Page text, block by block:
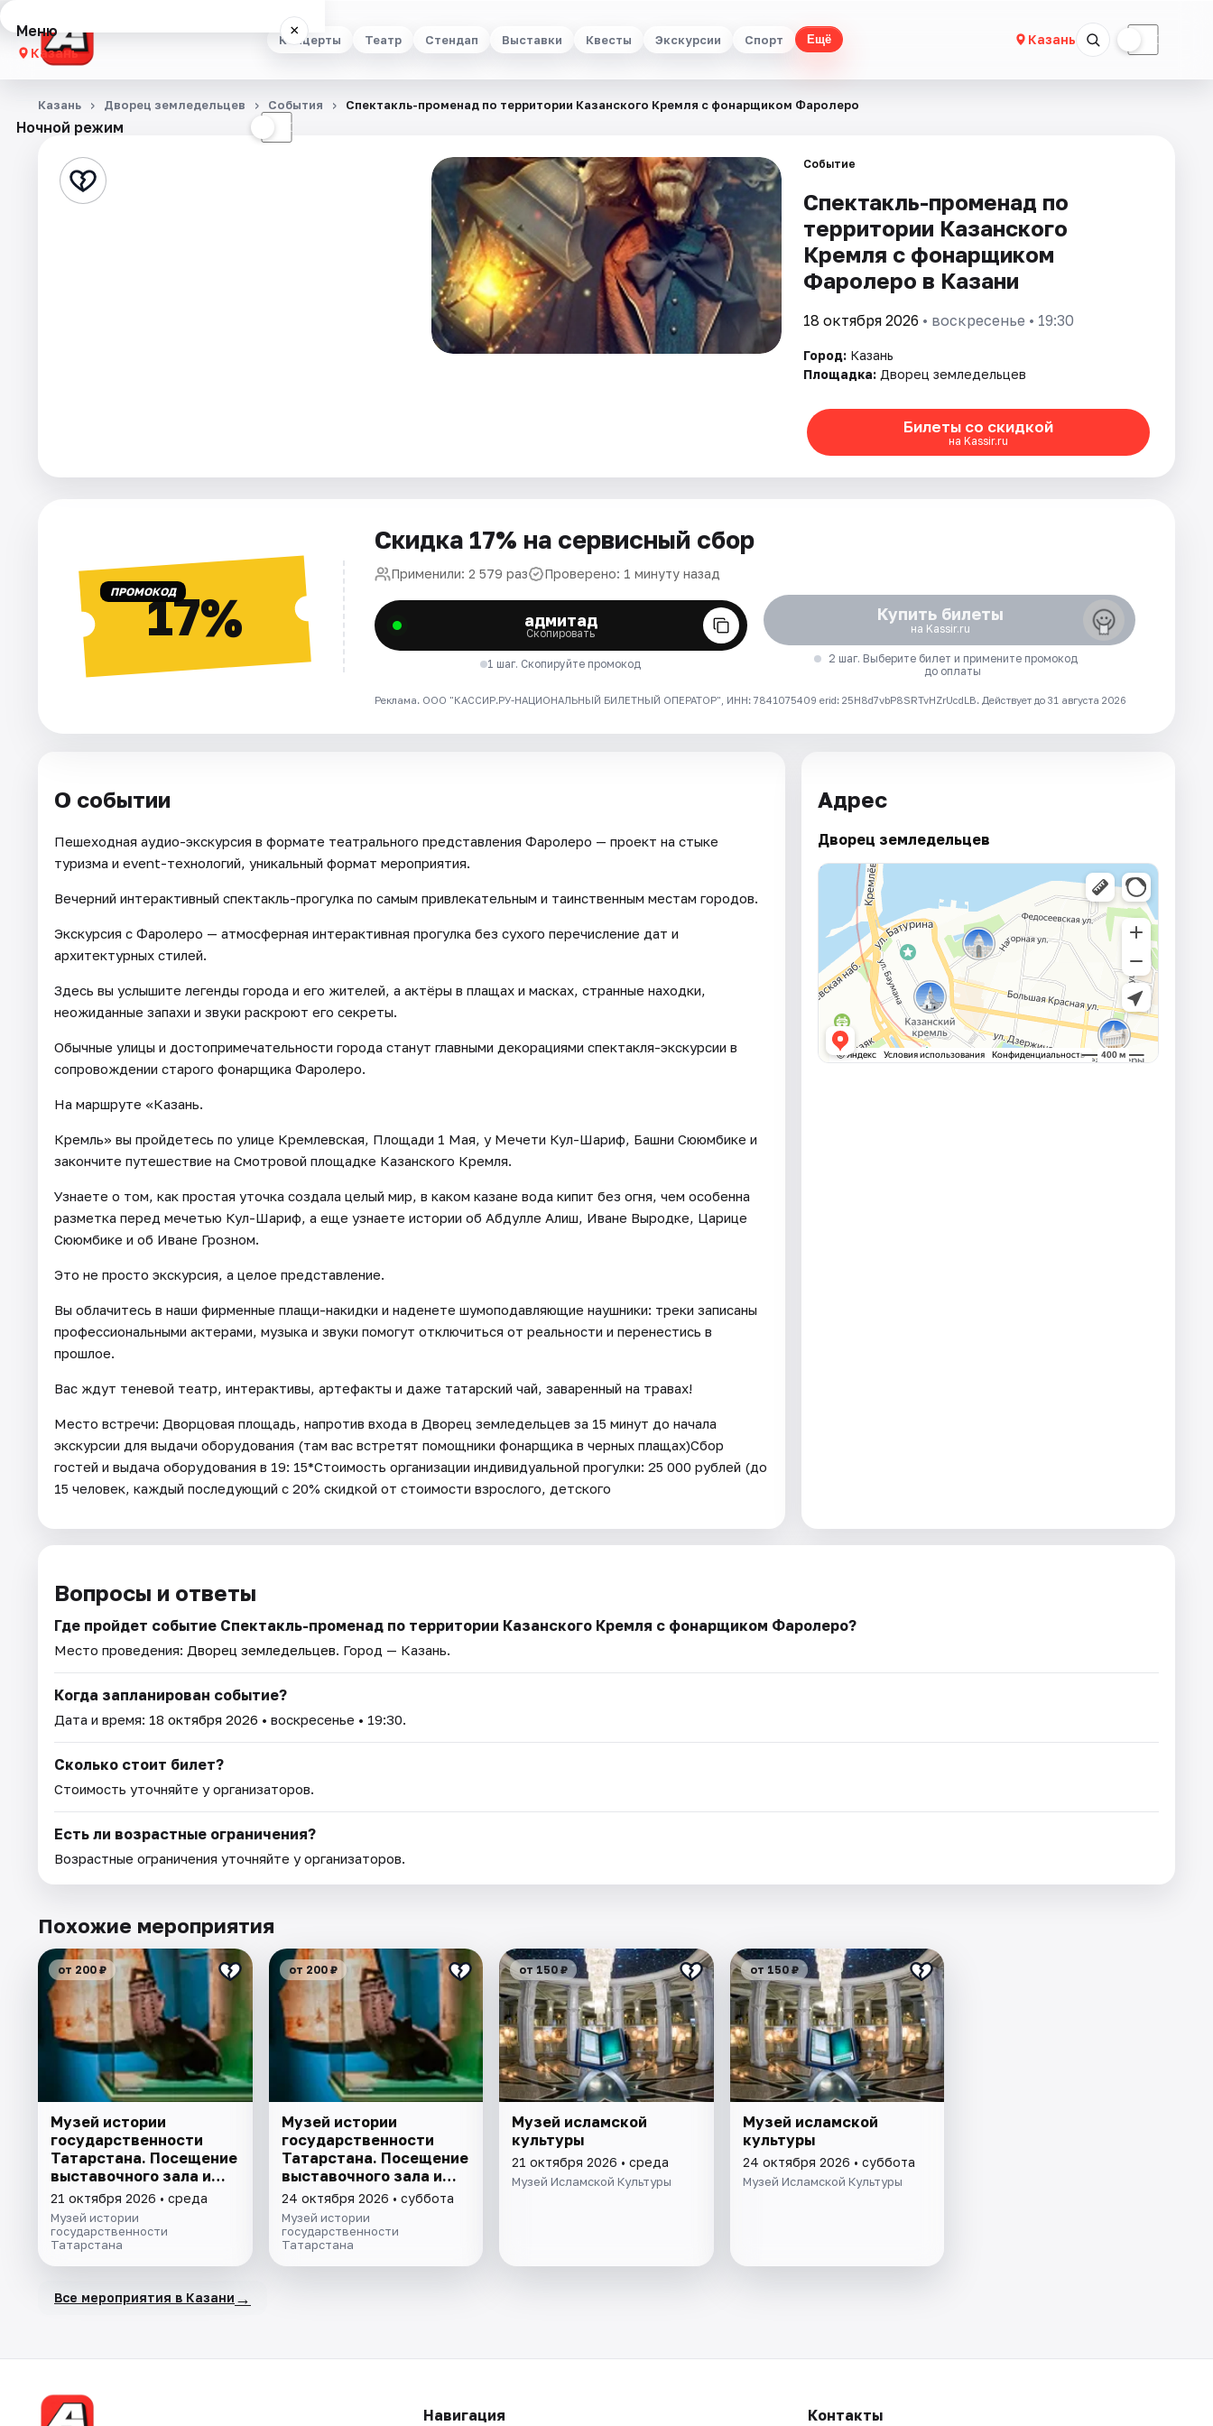
Концерты Театр Стендап Выставки Квесты Экскурсии Спорт Ещё Казань ☾
Меню ×
Казань
Концерты
Стендап
Рейтинги
Ночной режим ☾
Казань Дворец земледельцев События Спектакль-променад по территории Казанского Кремля с фонарщиком Фаролеро
Событие
Спектакль-променад по
территории Казанского
Кремля с фонарщиком
Фаролеро в Казани
18 октября 2026 • воскресенье • 19:30
Город: Казань
Площадка: Дворец земледельцев
Билеты со скидкой
на Kassir.ru
ПРОМОКОД17%
Скидка 17% на сервисный сбор
Применили: 2 579 раз Проверено: 1 минуту назад
адмитад
Скопировать
1 шаг. Скопируйте промокод
Купить билеты
на Kassir.ru
2 шаг. Выберите билет и примените промокод
до оплаты
Реклама. ООО "КАССИР.РУ-НАЦИОНАЛЬНЫЙ БИЛЕТНЫЙ ОПЕРАТОР", ИНН: 7841075409 erid: 25H8d7vbP8SRTvHZrUcdLB. Действует до 31 августа 2026
О событии
Пешеходная аудио-экскурсия в формате театрального представления Фаролеро — проект на стыке
туризма и event-технологий, уникальный формат мероприятия.
Вечерний интерактивный спектакль-прогулка по самым привлекательным и таинственным местам городов.
Экскурсия с Фаролеро — атмосферная интерактивная прогулка без сухого перечисление дат и
архитектурных стилей.
Здесь вы услышите легенды города и его жителей, а актёры в плащах и масках, странные находки,
неожиданные запахи и звуки раскроют его секреты.
Обычные улицы и достопримечательности города станут главными декорациями спектакля-экскурсии в
сопровождении старого фонарщика Фаролеро.
На маршруте «Казань.
Кремль» вы пройдетесь по улице Кремлевская, Площади 1 Мая, у Мечети Кул-Шариф, Башни Сююмбике и
закончите путешествие на Смотровой площадке Казанского Кремля.
Узнаете о том, как простая уточка создала целый мир, в каком казане вода кипит без огня, чем особенна
разметка перед мечетью Кул-Шариф, а еще узнаете истории об Абдулле Алиш, Иване Выродке, Царице
Сююмбике и об Иване Грозном.
Это не просто экскурсия, а целое представление.
Вы облачитесь в наши фирменные плащи-накидки и наденете шумоподавляющие наушники: треки записаны
профессиональными актерами, музыка и звуки помогут отключиться от реальности и перенестись в
прошлое.
Вас ждут теневой театр, интерактивы, артефакты и даже татарский чай, заваренный на травах!
Место встречи: Дворцовая площадь, напротив входа в Дворец земледельцев за 15 минут до начала
экскурсии для выдачи оборудования (там вас встретят помощники фонарщика в черных плащах)Сбор
гостей и выдача оборудования в 19: 15*Стоимость организации индивидуальной прогулки: 25 000 рублей (до
15 человек, каждый последующий с 20% скидкой от стоимости взрослого, детского
Адрес
Дворец земледельцев
Вопросы и ответы
Где пройдет событие Спектакль-променад по территории Казанского Кремля с фонарщиком Фаролеро?
Место проведения: Дворец земледельцев. Город — Казань.
Когда запланирован событие?
Дата и время: 18 октября 2026 • воскресенье • 19:30.
Сколько стоит билет?
Стоимость уточняйте у организаторов.
Есть ли возрастные ограничения?
Возрастные ограничения уточняйте у организаторов.
Похожие мероприятия
от 200 ₽
Музей истории
государственности
Татарстана. Посещение
выставочного зала и
экспозиции
21 октября 2026 • среда
Музей истории
государственности
Татарстана
от 200 ₽
Музей истории
государственности
Татарстана. Посещение
выставочного зала и
экспозиции
24 октября 2026 • суббота
Музей истории
государственности
Татарстана
от 150 ₽
Музей исламской
культуры
21 октября 2026 • среда
Музей Исламской Культуры
от 150 ₽
Музей исламской
культуры
24 октября 2026 • суббота
Музей Исламской Культуры
Все мероприятия в Казани →
Навигация Контакты